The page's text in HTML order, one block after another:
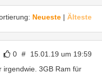
Neueste | Älteste
0 # 15.01.19 um 19:59
irgendwie. 3GB Ram für